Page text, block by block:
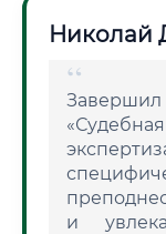
Николай
и